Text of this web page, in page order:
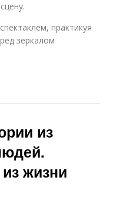
практикуя
зеркалом
из
жизни